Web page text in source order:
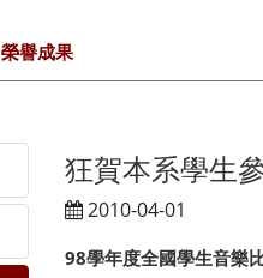
榮譽成果
狂賀本系學生
2010-04-01
98學年度全國學生音樂